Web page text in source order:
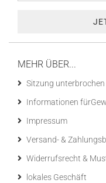
MEHR ÜBER...
Sitzung unterbrochen
Informationen
Impressum
Versand- &
Widerrufsrecht &
lokales Geschäft